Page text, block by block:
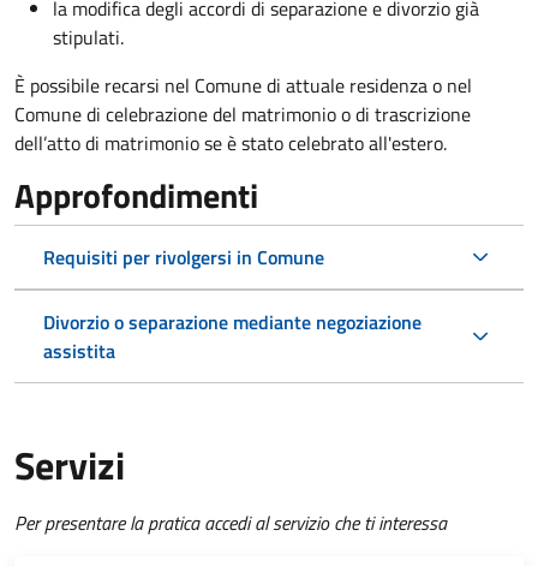
la modifica degli accordi di separazione e divorzio già
stipulati.
È possibile recarsi nel Comune di attuale residenza o nel
Comune di celebrazione del matrimonio o di trascrizione
dell’atto di matrimonio se è stato celebrato all'estero.
Approfondimenti
Requisiti per rivolgersi in Comune
Divorzio o separazione mediante negoziazione
assistita
Servizi
Per presentare la pratica accedi al servizio che ti interessa